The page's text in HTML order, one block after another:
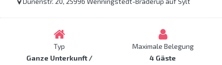
Typ
Ganze Unterkunft /
Maximale Belegung
4 Gäste